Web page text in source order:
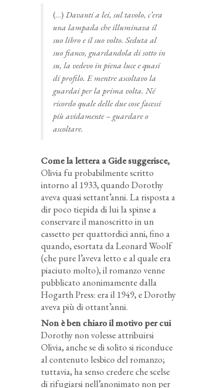
(…) Davanti a lei, sul tavolo, c’era
una lampada che illuminava il
suo libro e il suo volto. Seduta al
suo fianco, guardandola di sotto in
su, la vedevo in piena luce e quasi
di profilo. E mentre ascoltavo la
guardai per la prima volta. Né
ricordo quale delle due cose facessi
più avidamente – guardare o
ascoltare.
Come la lettera a Gide suggerisce,
Olivia fu probabilmente scritto
intorno al 1933, quando Dorothy
aveva quasi settant’anni. La risposta a
dir poco tiepida di lui la spinse a
conservare il manoscritto in un
cassetto per quattordici anni, fino a
quando, esortata da Leonard Woolf
(che pure l’aveva letto e al quale era
piaciuto molto), il romanzo venne
pubblicato anonimamente dalla
Hogarth Press: era il 1949, e Dorothy
aveva più di ottant’anni.
Non è ben chiaro il motivo per cui
Dorothy non volesse attribuirsi
Olivia, anche se di solito si riconduce
al contenuto lesbico del romanzo;
tuttavia, ha senso credere che scelse
di rifugiarsi nell’anonimato non per